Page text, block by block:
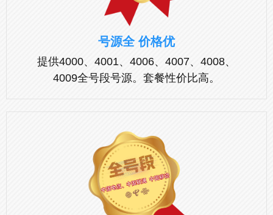
号源全 价格优
提供4000、4001、4006、4007、4008、
4009全号段号源。套餐性价比高。